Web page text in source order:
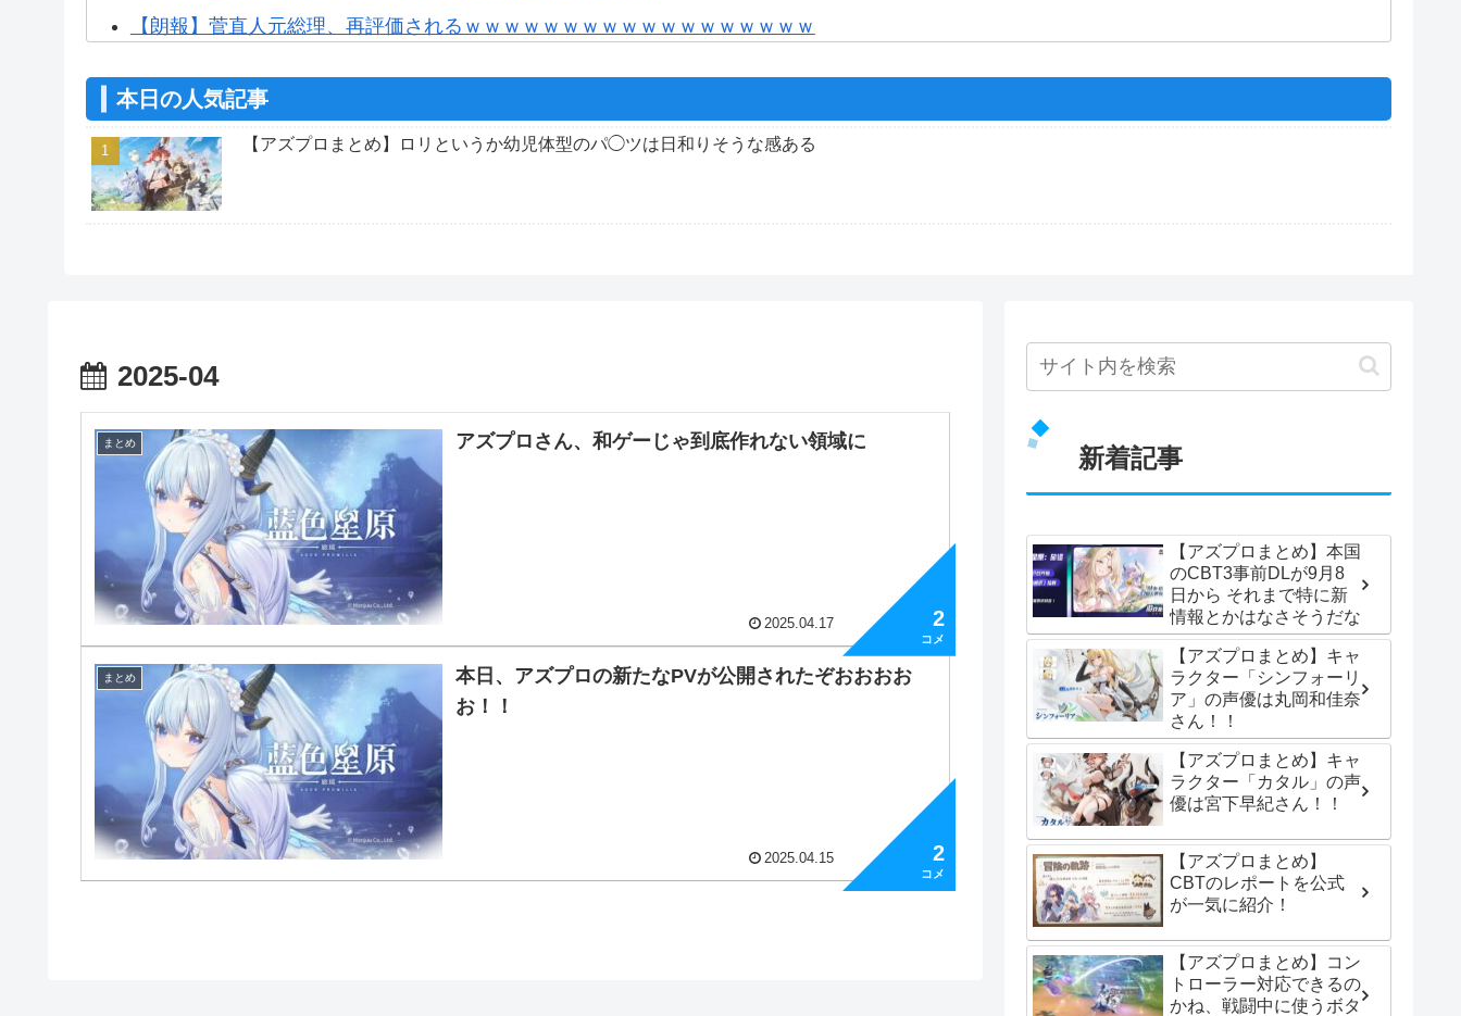
【朗報】菅直人元総理、再評価されるｗｗｗｗｗｗｗｗｗｗｗｗｗｗｗｗｗｗ
【アズプロ】共同CEOの公式インタビュー！独自の強み、キャラデザ、リリース予定日など
【アズプロ】これ天気と時間システム実装くるやつか？
【アズプロ】結構広告出してるから今年中には来るのかね
【アズプロまとめ】キャラクター「シンフォーリア」の声優は丸岡和佳奈さん！！
【アズプロまとめ】キャラクター「カタル」の声優は宮下早紀さん！！
【アズプロ】公式CBTレポートまとめ！人気だったキャラやキボは？
本日の人気記事
【アズプロまとめ】ロリというか幼児体型のパ◯ツは日和りそうな感ある
2025-04
まとめ アズプロさん、和ゲーじゃ到底作れない領域に
2025.04.17 2
まとめ
本日、アズプロの新たなPVが公開されたぞおおおお
お！！
2025.04.15 2
新着記事
【アズプロまとめ】本国
のCBT3事前DLが9月8
日から それまで特に新
情報とかはなさそうだな
【アズプロまとめ】キャ
ラクター「シンフォーリ
ア」の声優は丸岡和佳奈
さん！！
【アズプロまとめ】キャ
ラクター「カタル」の声
優は宮下早紀さん！！
【アズプロまとめ】
CBTのレポートを公式
が一気に紹介！
【アズプロまとめ】コン
トローラー対応できるの
かね、戦闘中に使うボタ